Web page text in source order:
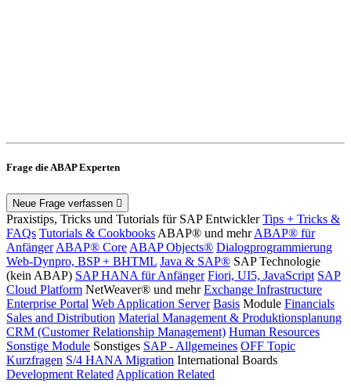
Frage die ABAP Experten
Neue Frage verfassen
Praxistips, Tricks und Tutorials für SAP Entwickler Tips + Tricks &
FAQs Tutorials & Cookbooks ABAP® und mehr ABAP® für
Anfänger ABAP® Core ABAP Objects® Dialogprogrammierung
Web-Dynpro, BSP + BHTML Java & SAP® SAP Technologie
(kein ABAP) SAP HANA für Anfänger Fiori, UI5, JavaScript SAP
Cloud Platform NetWeaver® und mehr Exchange Infrastructure
Enterprise Portal Web Application Server Basis Module Financials
Sales and Distribution Material Management & Produktionsplanung
CRM (Customer Relationship Management) Human Resources
Sonstige Module Sonstiges SAP - Allgemeines OFF Topic
Kurzfragen S/4 HANA Migration International Boards
Development Related Application Related